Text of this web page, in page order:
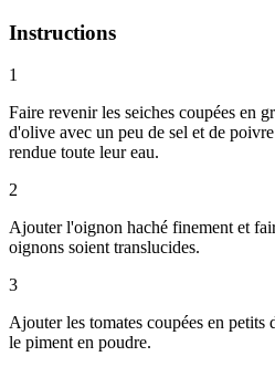
Instructions
1
Faire revenir les seiches coupées en
d'olive avec un peu de sel et de
rendue toute leur eau.
2
Ajouter l'oignon haché finement et
oignons soient translucides.
3
Ajouter les tomates coupées en petits
le piment en poudre.